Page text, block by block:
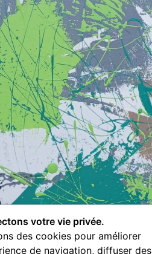
votre vie privée.
des cookies pour améliorer
de navigation, diffuser des